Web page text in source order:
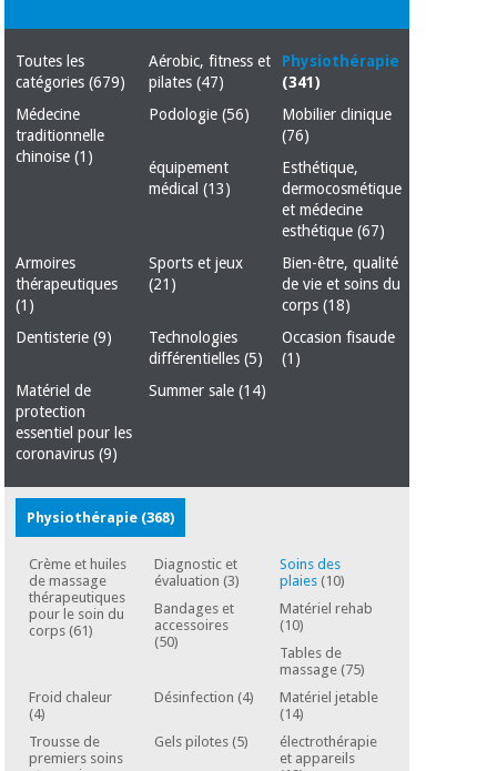
Offres
Outlet
Tech
Fisaude
équipement
médical
Médecine
chinoise
Armoires
thérapeutiques
Matériel de
protection
pour les
coronavirus
Aérobic,
fitness
et
pilates
Sports
jeux
sanitaires
Vétérinaire
Nouveautes
Offres
Outlet
Tech
Fisaude
équipement
médical
Mobilier
clinique
Armoires
thérapeutiques
Matériel de
protection
pour les
coronavirus
pilates
Toutes les
catégories (679)
Aérobic, fitness et
pilates (47)
Physiothérapie
(341)
Médecine
traditionnelle
chinoise (1)
Podologie (56)
Mobilier clinique
(76)
équipement
médical (13)
Esthétique,
dermocosmétique
et médecine
esthétique(67)
Armoires
thérapeutiques
(1)
Sports et jeux
(21)
Bien-être, qualité
de vie et soins du
corps(18)
Dentisterie (9)
Technologies
différentielles (5)
Occasion fisaude
(1)
Matériel de
protection
essentiel pour les
coronavirus (9)
Summer sale (14)
Physiothérapie (368)
Crème et huiles
de massage
thérapeutiques
pour le soin du
corps (61)
Diagnostic et
évaluation (3)
Soins des
plaies (10)
Bandages et
accessoires
(50)
Matériel rehab
(10)
Tables de
massage (75)
Froid chaleur
(4)
Désinfection (4)
Matériel jetable
(14)
Trousse de
premiers soins
Gels pilotes (5)
électrothérapie
et appareils